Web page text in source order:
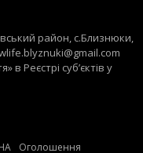
район, с.Близнюки,
в Реєстрі суб’єктів у
Оголошення